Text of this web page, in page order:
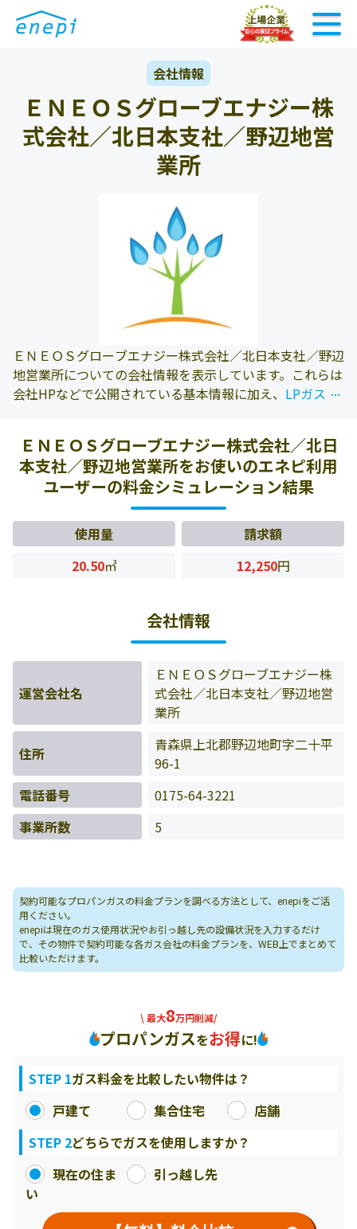
会社情報
ＥＮＥＯＳグローブエナジー株
式会社／北日本支社／野辺地営
業所
ＥＮＥＯＳグローブエナジー株式会社／北日本支社／野辺
地営業所についての会社情報を表示しています。これらは
会社HPなどで公開されている基本情報に加え、 LPガス資
タをもとに料金情報などを表示しています。
...
...
ＥＮＥＯＳグローブエナジー株式会社／北日
本支社／野辺地営業所をお使いのエネピ利用
ユーザーの料金シミュレーション結果
使用量
請求額
20.50㎥ 12,250円
会社情報
運営会社名
ＥＮＥＯＳグローブエナジー株
式会社／北日本支社／野辺地営
業所
住所
青森県上北郡野辺地町字二十平
96-1
電話番号
0175-64-3221
事業所数
5
契約可能なプロパンガスの料金プランを調べる方法として、enepiをご活
用ください。
enepiは現在のガス使用状況やお引っ越し先の設備状況を入力するだけ
で、その物件で契約可能な各ガス会社の料金プランを、WEB上でまとめて
比較いただけます。
\ 最大8万円削減/
プロパンガスをお得に!
STEP 1ガス料金を比較したい物件は？
戸建て
集合住宅
店舗
STEP 2どちらでガスを使用しますか？
現在の住ま
い
引っ越し先